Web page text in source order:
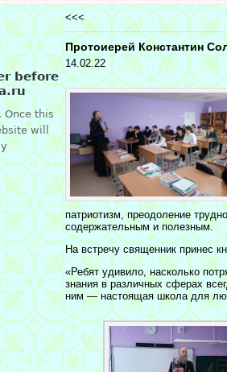
<<<
Протоиерей Константин
14.02.22
патриотизм, преодоление
содержательным и полезным.
На встречу священник принес
«Ребят удивило, насколько
знания в различных сферах
ним — настоящая школа для